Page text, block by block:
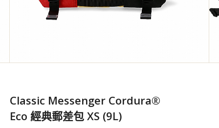
Classic Messenger Cordura®
Eco 經典郵差包 XS (9L)